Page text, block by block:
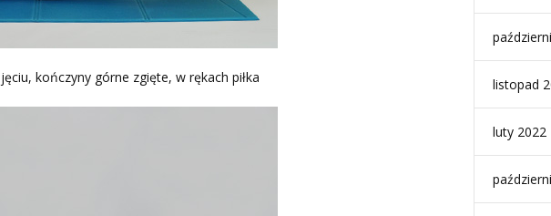
kończyny górne zgięte, w rękach piłka listopad
luty 2022